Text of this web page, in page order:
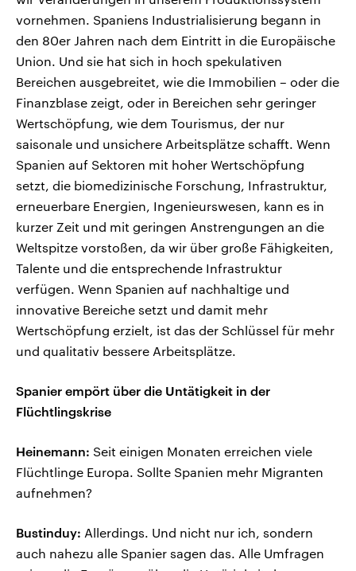
vornehmen. Spaniens Industrialisierung begann in
den 80er Jahren nach dem Eintritt in die Europäische
Union. Und sie hat sich in hoch spekulativen
Bereichen ausgebreitet, wie die Immobilien – oder die
Finanzblase zeigt, oder in Bereichen sehr geringer
Wertschöpfung, wie dem Tourismus, der nur
saisonale und unsichere Arbeitsplätze schafft. Wenn
Spanien auf Sektoren mit hoher Wertschöpfung
setzt, die biomedizinische Forschung, Infrastruktur,
erneuerbare Energien, Ingenieurswesen, kann es in
kurzer Zeit und mit geringen Anstrengungen an die
Weltspitze vorstoßen, da wir über große Fähigkeiten,
Talente und die entsprechende Infrastruktur
verfügen. Wenn Spanien auf nachhaltige und
innovative Bereiche setzt und damit mehr
Wertschöpfung erzielt, ist das der Schlüssel für mehr
und qualitativ bessere Arbeitsplätze.
Spanier empört über die Untätigkeit in der
Flüchtlingskrise
Heinemann: Seit einigen Monaten erreichen viele
Flüchtlinge Europa. Sollte Spanien mehr Migranten
aufnehmen?
Bustinduy: Allerdings. Und nicht nur ich, sondern
auch nahezu alle Spanier sagen das. Alle Umfragen